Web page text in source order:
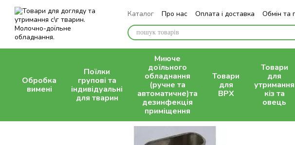
Перейти до основного контенту
Каталог Про нас Оплата і доставка
Обмін та
Контактна інформація
Блог
Обробка
вимені
Поїлки
групові та
індивідуальні
для тварин
Миюче
доїльного
обладнання
(ручне та
автоматичне)та
дезинфекція
приміщення
Товари
для
ВРХ
Товари
для
утримання
кіз та
овець